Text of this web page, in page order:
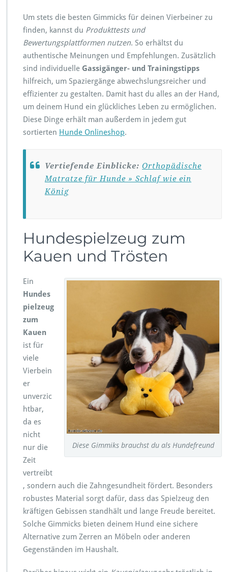
Um stets die besten Gimmicks für deinen Vierbeiner zu
finden, kannst du Produkttests und
Bewertungsplattformen nutzen. So erhältst du
authentische Meinungen und Empfehlungen. Zusätzlich
sind individuelle Gassigänger- und Trainingstipps
hilfreich, um Spaziergänge abwechslungsreicher und
effizienter zu gestalten. Damit hast du alles an der Hand,
um deinem Hund ein glückliches Leben zu ermöglichen.
Diese Dinge erhält man außerdem in jedem gut
sortierten Hunde Onlineshop.
Vertiefende Einblicke: Orthopädische
Matratze für Hunde » Schlaf wie ein
König
Hundespielzeug zum
Kauen und Trösten
Diese Gimmiks brauchst du als Hundefreund
Ein
Hundes
pielzeug
zum
Kauen
ist für
viele
Vierbein
er
unverzic
htbar,
da es
nicht
nur die
Zeit
vertreibt
, sondern auch die Zahngesundheit fördert. Besonders
robustes Material sorgt dafür, dass das Spielzeug den
kräftigen Gebissen standhält und lange Freude bereitet.
Solche Gimmicks bieten deinem Hund eine sichere
Alternative zum Zerren an Möbeln oder anderen
Gegenständen im Haushalt.